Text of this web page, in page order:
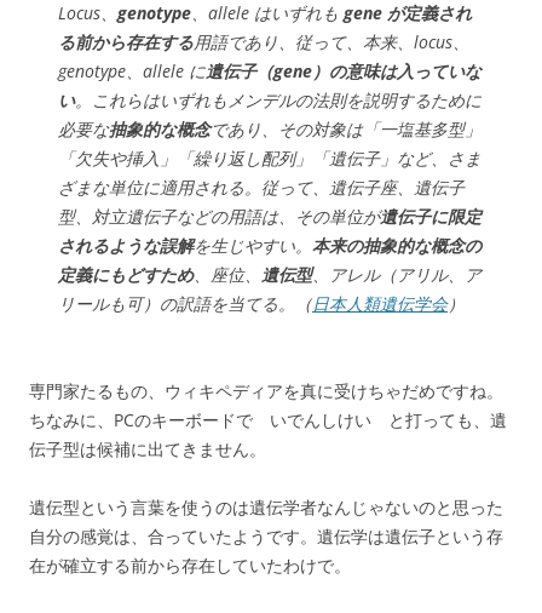
Locus、 genotype、allele はいずれも gene が定義され
る前から存在する用語であり、従って、本来、locus、
genotype、allele に遺伝子（gene）の意味は入っていな
い。これらはいずれもメンデルの法則を説明するために
必要な抽象的な概念であり、その対象は「一塩基多型」
「欠失や挿入」「繰り返し配列」「遺伝子」など、さま
ざまな単位に適用される。従って、遺伝子座、遺伝子
型、対立遺伝子などの用語は、その単位が遺伝子に限定
されるような誤解を生じやすい。 本来の抽象的な概念の
定義にもどすため、座位、 遺伝型、アレル（アリル、ア
リールも可）の訳語を当てる。（日本人類遺伝学会）
専門家たるもの、ウィキペディアを真に受けちゃだめですね。
ちなみに、PCのキーボードで いでんしけい と打っても、遺
伝子型は候補に出てきません。
遺伝型という言葉を使うのは遺伝学者なんじゃないのと思った
自分の感覚は、合っていたようです。遺伝学は遺伝子という存
在が確立する前から存在していたわけで。